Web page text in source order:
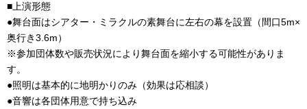
■上演形態
●舞台面はシアター・ミラクルの素舞台に左右の幕を設置（間口5m×
奥行き3.6m）
※参加団体数や販売状況により舞台面を縮小する可能性がありま
す。
●照明は基本的に地明かりのみ（効果は応相談）
●音響は各団体用意で持ち込み